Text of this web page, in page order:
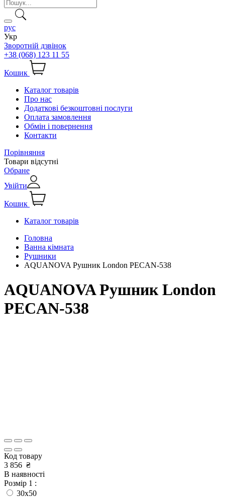
рус
Укр
Зворотній дзвінок
+38 (068) 123 11 55
Кошик
Каталог товарів
Про нас
Додаткові безкоштовні послуги
Оплата замовлення
Обмін і повернення
Контакти
Порівняння
Товари відсутні
Обране
Увійти
Кошик
Каталог товарів
Головна
Ванна кімната
Рушники
AQUANOVA Рушник London PECAN-538
AQUANOVA Рушник London
PECAN-538
Код товару
3 856 ₴
В наявності
Розмір 1 :
30x50